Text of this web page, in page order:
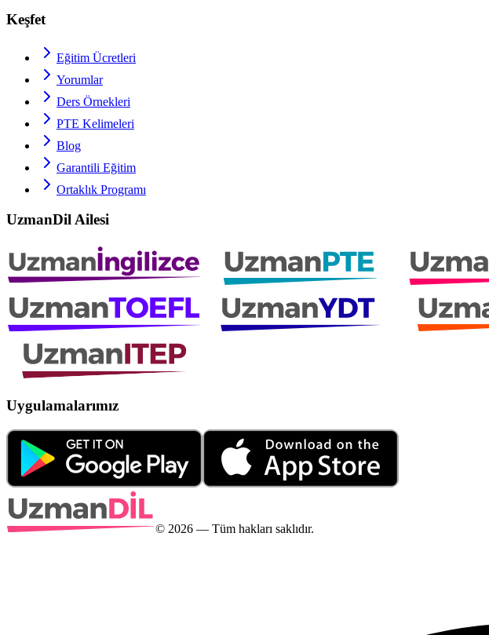
Keşfet
Eğitim Ücretleri
Yorumlar
Ders Örnekleri
PTE Kelimeleri
Blog
Garantili Eğitim
Ortaklık Programı
UzmanDil Ailesi
Uygulamalarımız
© 2026 — Tüm hakları saklıdır.